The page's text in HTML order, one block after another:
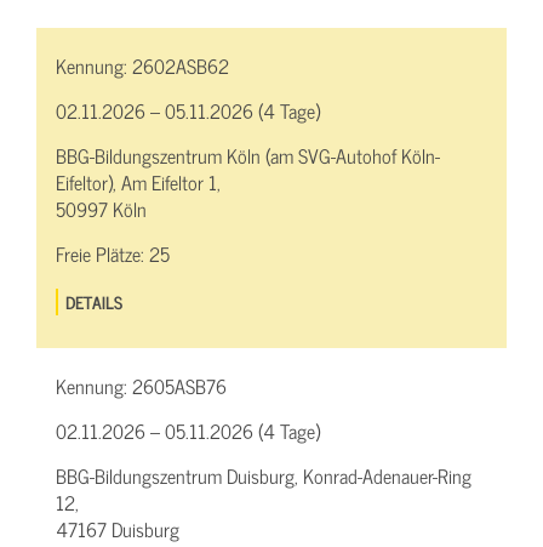
Kennung:2602ASB62
02.11.2026 – 05.11.2026 (4 Tage)
BBG-Bildungszentrum Köln (am SVG-Autohof Köln-
Eifeltor), Am Eifeltor 1,
50997 Köln
Freie Plätze:25
DETAILS
Kennung:2605ASB76
02.11.2026 – 05.11.2026 (4 Tage)
BBG-Bildungszentrum Duisburg, Konrad-Adenauer-Ring
12,
47167 Duisburg